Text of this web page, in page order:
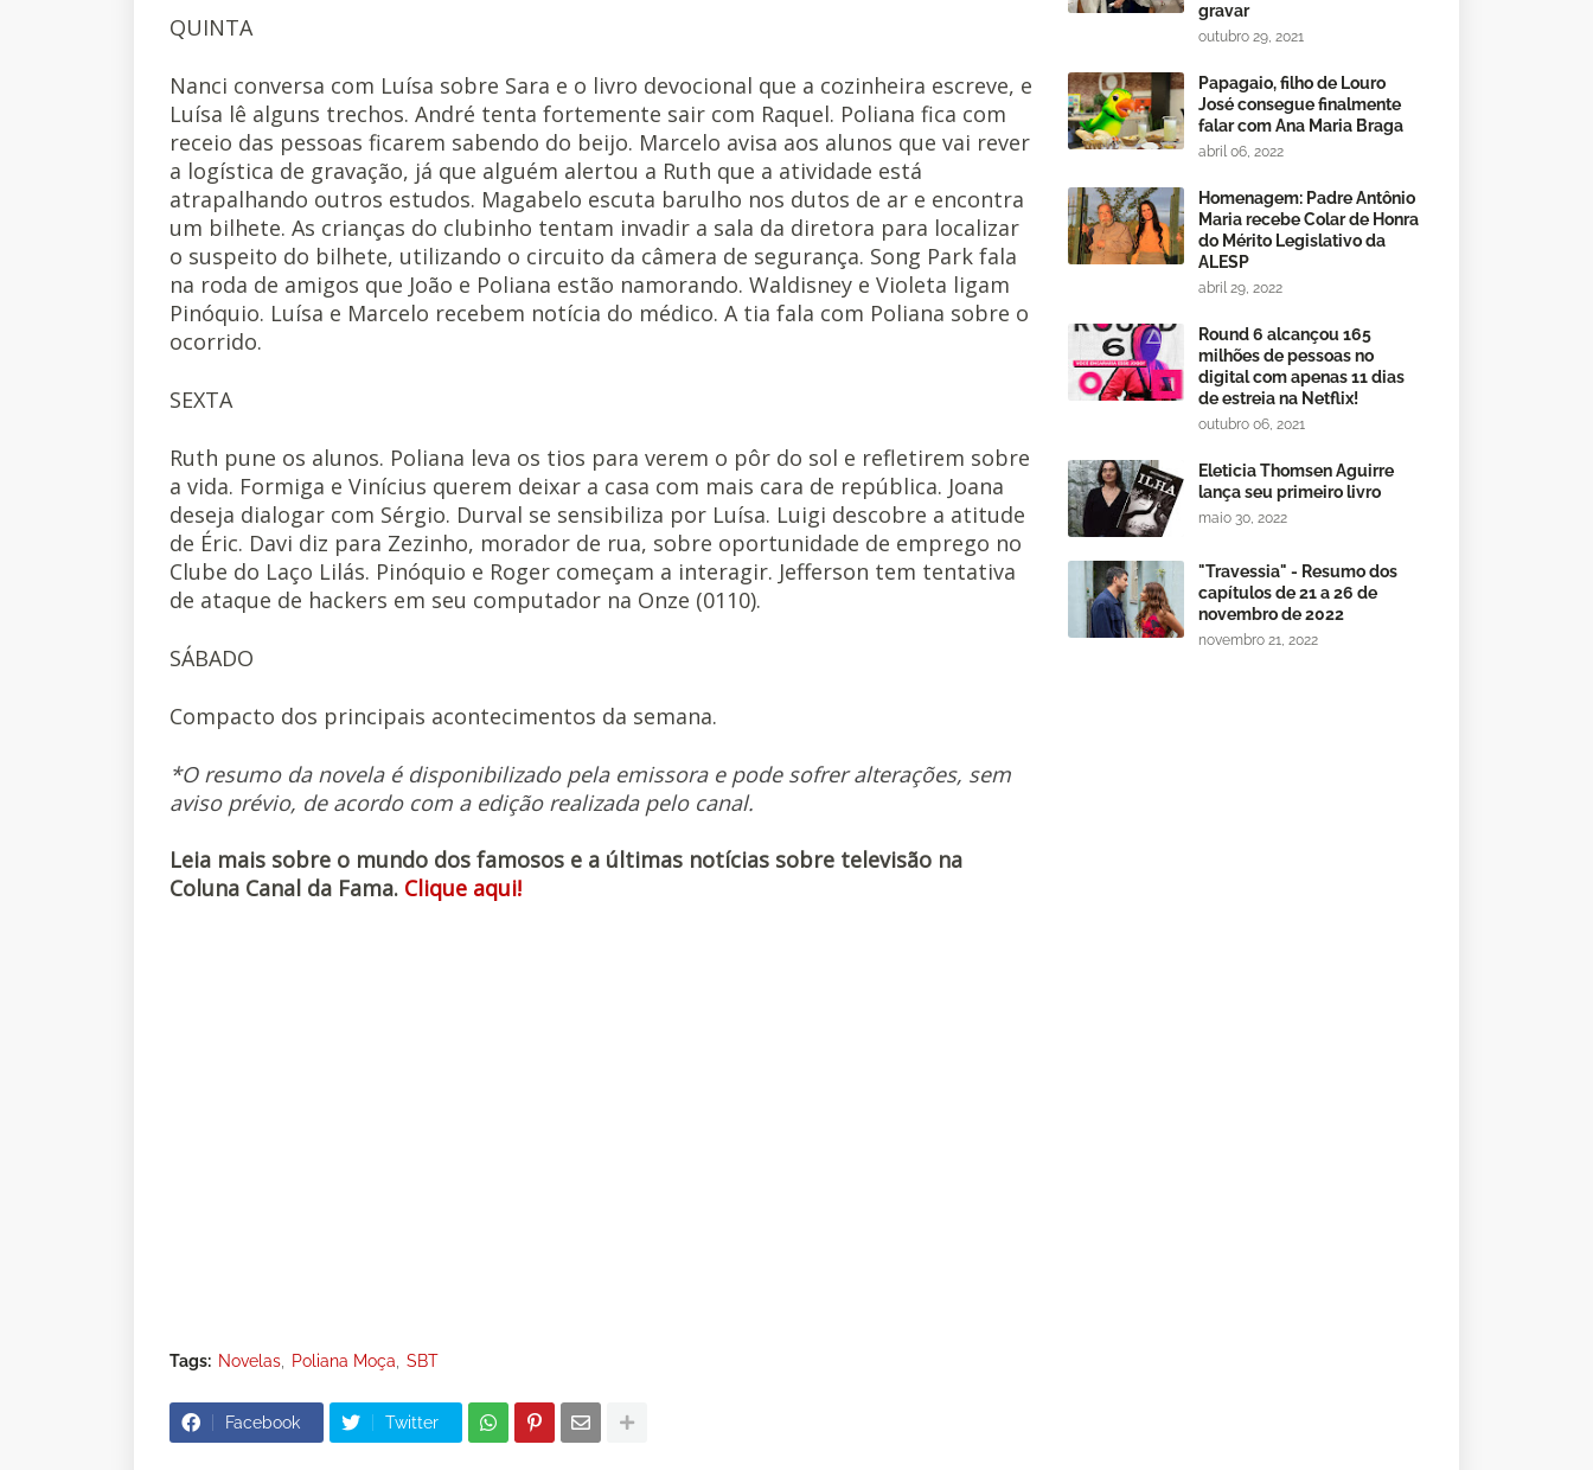
QUINTA
Nanci conversa com Luísa sobre Sara e o livro devocional que a cozinheira escreve, e
Luísa lê alguns trechos. André tenta fortemente sair com Raquel. Poliana fica com
receio das pessoas ficarem sabendo do beijo. Marcelo avisa aos alunos que vai rever
a logística de gravação, já que alguém alertou a Ruth que a atividade está
atrapalhando outros estudos. Magabelo escuta barulho nos dutos de ar e encontra
um bilhete. As crianças do clubinho tentam invadir a sala da diretora para localizar
o suspeito do bilhete, utilizando o circuito da câmera de segurança. Song Park fala
na roda de amigos que João e Poliana estão namorando. Waldisney e Violeta ligam
Pinóquio. Luísa e Marcelo recebem notícia do médico. A tia fala com Poliana sobre o
ocorrido.
SEXTA
Ruth pune os alunos. Poliana leva os tios para verem o pôr do sol e refletirem sobre
a vida. Formiga e Vinícius querem deixar a casa com mais cara de república. Joana
deseja dialogar com Sérgio. Durval se sensibiliza por Luísa. Luigi descobre a atitude
de Éric. Davi diz para Zezinho, morador de rua, sobre oportunidade de emprego no
Clube do Laço Lilás. Pinóquio e Roger começam a interagir. Jefferson tem tentativa
de ataque de hackers em seu computador na Onze (0110).
SÁBADO
Compacto dos principais acontecimentos da semana.
*O resumo da novela é disponibilizado pela emissora e pode sofrer alterações, sem
aviso prévio, de acordo com a edição realizada pelo canal.
Leia mais sobre o mundo dos famosos e a últimas notícias sobre televisão na
Coluna Canal da Fama. Clique aqui!
Tags: Novelas Poliana Moça SBT
Facebook Twitter
gravar
outubro 29, 2021
Papagaio, filho de Louro
José consegue finalmente
falar com Ana Maria Braga
abril 06, 2022
Homenagem: Padre Antônio
Maria recebe Colar de Honra
do Mérito Legislativo da
ALESP
abril 29, 2022
Round 6 alcançou 165
milhões de pessoas no
digital com apenas 11 dias
de estreia na Netflix!
outubro 06, 2021
Eleticia Thomsen Aguirre
lança seu primeiro livro
maio 30, 2022
"Travessia" - Resumo dos
capítulos de 21 a 26 de
novembro de 2022
novembro 21, 2022